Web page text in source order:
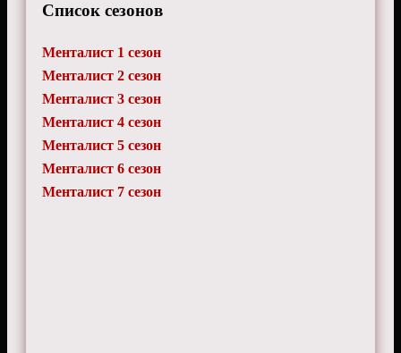
Список сезонов
Менталист 1 сезон
Менталист 2 сезон
Менталист 3 сезон
Менталист 4 сезон
Менталист 5 сезон
Менталист 6 сезон
Менталист 7 сезон